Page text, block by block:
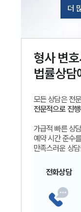
더
형사변
법률상담
모든 상담은 전
전문적으로 진
가급적 빠른 상
예약 시간 준수
만족스러운 상
전화상담